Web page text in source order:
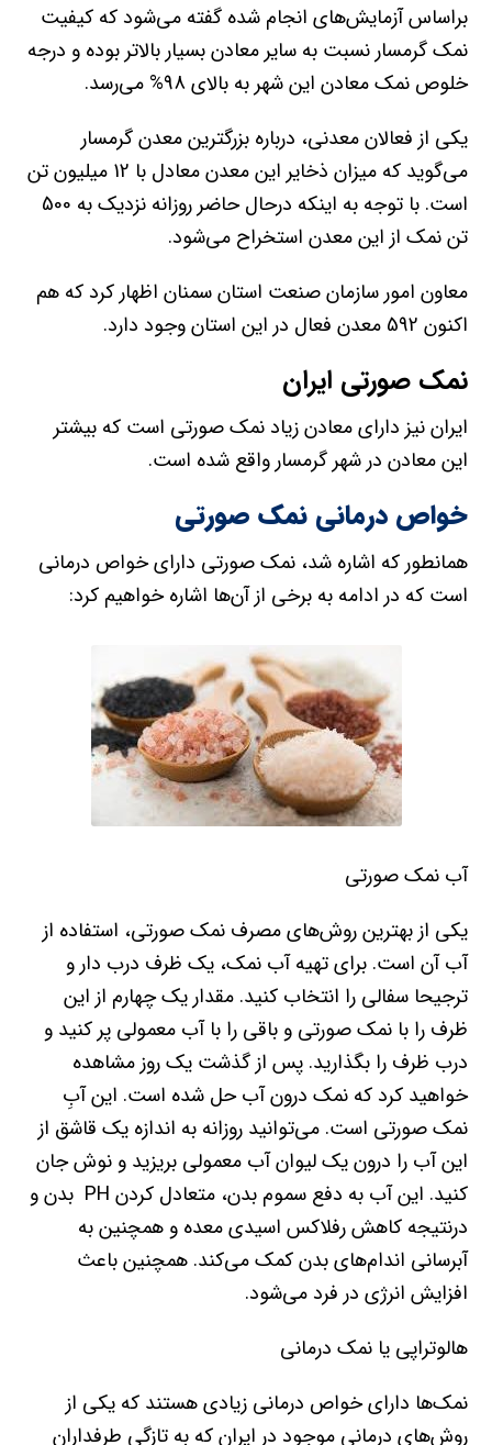
براساس آزمایش‌های انجام شده گفته می‌شود که کیفیت
نمک گرمسار نسبت به سایر معادن بسیار بالاتر بوده و درجه
خلوص نمک معادن این شهر به بالای 98% می‌رسد.
یکی از فعالان معدنی، درباره بزرگترین معدن گرمسار
می‌گوید که میزان ذخایر این معدن معادل با 12 میلیون تن
است. با توجه به اینکه درحال حاضر روزانه نزدیک به 500
تن نمک از این معدن استخراح می‌شود.
معاون امور سازمان صنعت استان سمنان اظهار کرد که هم
اکنون 592 معدن فعال در این استان وجود دارد.
نمک صورتی ایران
ایران نیز دارای معادن زیاد نمک صورتی است که بیشتر
این معادن در شهر گرمسار واقع شده است.
خواص درمانی نمک صورتی
همانطور که اشاره شد، نمک صورتی دارای خواص درمانی
است که در ادامه به برخی از آن‌ها اشاره خواهیم کرد:
آب نمک صورتی
یکی از بهترین روش‌های مصرف نمک صورتی، استفاده از
آب آن است. برای تهیه آب نمک، یک ظرف درب دار و
ترجیحا سفالی را انتخاب کنید. مقدار یک چهارم از این
ظرف را با نمک صورتی و باقی را با آب معمولی پر کنید و
درب ظرف را بگذارید. پس از گذشت یک روز مشاهده
خواهید کرد که نمک درون آب حل شده است. این آبِ
نمک صورتی است. می‌توانید روزانه به اندازه یک قاشق از
این آب را درون یک لیوان آب معمولی بریزید و نوش جان
کنید. این آب به دفع سموم بدن، متعادل کردن PH بدن و
درنتیجه کاهش رفلاکس اسیدی معده و همچنین به
آبرسانی اندام‌های بدن کمک می‌کند. همچنین باعث
افزایش انرژی در فرد می‌شود.
هالوتراپی یا نمک درمانی
نمک‌ها دارای خواص درمانی زیادی هستند که یکی از
روش‌های درمانی موجود در ایران که به تازگی طرفداران